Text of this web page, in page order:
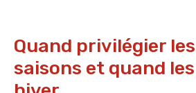
Quand privilégier
saisons et quand